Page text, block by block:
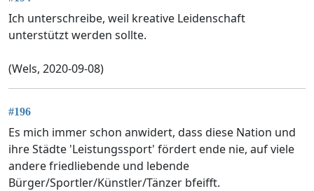
Ich unterschreibe, weil kreative Leidenschaft
unterstützt werden sollte.
(Wels, 2020-09-08)
#196
Es mich immer schon anwidert, dass diese Nation und
ihre Städte 'Leistungssport' fördert ende nie, auf viele
andere friedliebende und lebende
Bürger/Sportler/Künstler/Tänzer bfeifft.